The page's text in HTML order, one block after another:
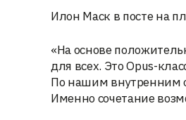
Илон Маск в посте на
«На основе
для всех. Это Opus-
По нашим внутренним
Именно сочетание